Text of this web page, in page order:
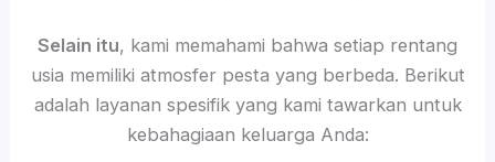
Selain itu, kami memahami bahwa setiap rentang
usia memiliki atmosfer pesta yang berbeda. Berikut
adalah layanan spesifik yang kami tawarkan untuk
kebahagiaan keluarga Anda: